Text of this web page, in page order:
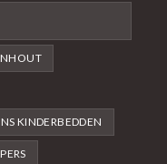
KINDERBEDDEN